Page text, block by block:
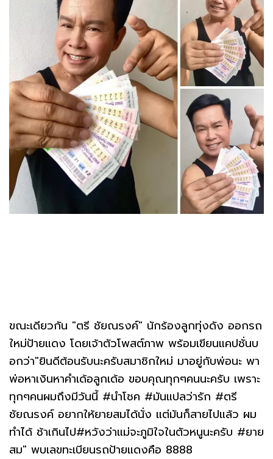
ขณะเดียวกัน "ตรี ชัยณรงค์" นักร้องลูกทุ่งดัง ออกรถ
ใหม่ป้ายแดง โดยเจ้าตัวโพสต์ภาพ พร้อมเขียนแคปชั่นบ
อกว่า"ยินดีต้อนรับนะครับสมาชิกใหม่ มาอยู่กับพ่อนะ พา
พ่อหาเงินหาคำเด้อลูกเด้อ ขอบคุณทุกๆคนนะครับ เพราะ
ทุกๆคนผมถึงมีวันนี้ #นำโชค #มันแปลว่ารัก #ตรี
ชัยณรงค์ อยากให้ยายสมได้นั่ง แต่มันก็สายไปแล้ว ผม
ทำได้ ช้าเกินไป#หวังว่าแม่จะภูมิใจในตัวหนูนะครับ #ยาย
สม" พบเลขทะเบียนรถป้ายแดงคือ 8888